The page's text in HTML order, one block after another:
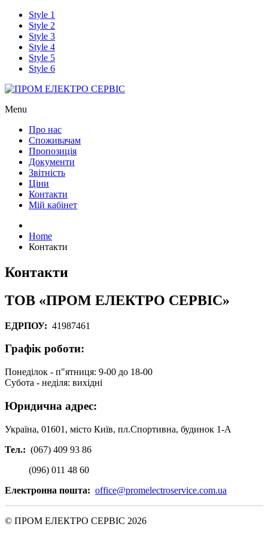
Style 1
Style 2
Style 3
Style 4
Style 5
Style 6
Menu
Про нас
Споживачам
Пропозиція
Документи
Звітність
Ціни
Контакти
Мій кабінет
Home
Контакти
Контакти
ТОВ «ПРОМ ЕЛЕКТРО СЕРВІС»
ЕДРПОУ: 41987461
Графік роботи:
Понеділок - п"ятниця: 9-00 до 18-00
Субота - неділя: вихідні
Юридична адрес:
Українa, 01601, мicто Київ, пл.Спортивна, будинок 1-А
Тел.: (067) 409 93 86
(096) 011 48 60
Електронна пошта: office@promelectroservice.com.ua
© ПРОМ ЕЛЕКТРО СЕРВІС 2026